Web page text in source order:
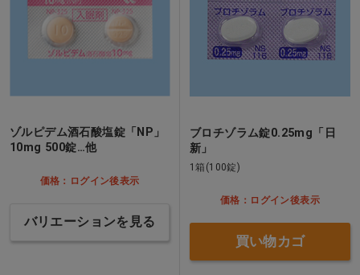
ゾルピデム酒石酸塩錠「NP」
10mg 500錠…他
価格：ログイン後表示
バリエーションを見る
ブロチゾラム錠0.25mg「日
新」
1箱(100錠)
価格：ログイン後表示
買い物カゴ